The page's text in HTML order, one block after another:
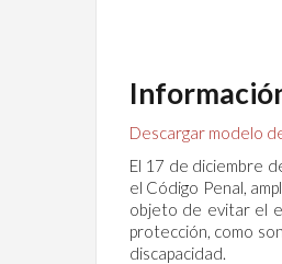
Descargar modelo
El 17 de diciembre
el Código Penal,
objeto de evitar el
protección, como
discapacidad.